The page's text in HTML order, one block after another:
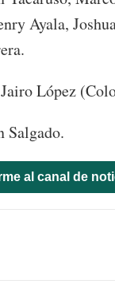
Ayala,
López
Salgado.
al canal de